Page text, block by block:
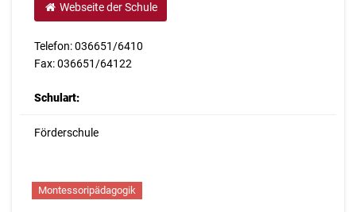
Webseite der Schule
Telefon: 036651/6410
Fax: 036651/64122
Schulart:
Förderschule
Montessoripädagogik